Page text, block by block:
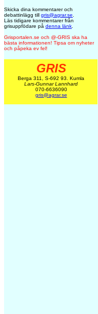
Skicka dina kommentarer och
debattinlägg till gris@agrar.se
Läs tidigare kommentarer från
grisuppfödare på denna länk
Grisportalen.se och @-GRIS ska ha
bästa informationen! Tipsa om nyheter
och påpeka ev fel!
GRIS
Berga 311, S-692 93. Kumla
Lars-Gunnar Lannhard
070-6636090
gris@agrar.se